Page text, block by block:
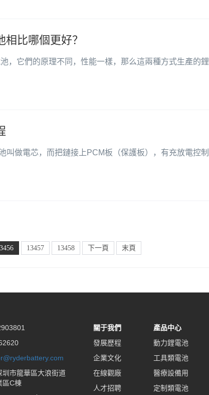
比哪個更好？
，它們的原理不同，性能一樣，那么這兩種方式生產的鋰
做電芯，而把鏈接上PCM板（保護板），有充放電控制
13457 13458 下一頁 末頁
市龍華區大浪街道
區C棟
關于我們
發展歷程
企業文化
在線觀廠
人才招聘
產品中心
動力鋰電池
工具類電池
醫療設備用
定制類電池